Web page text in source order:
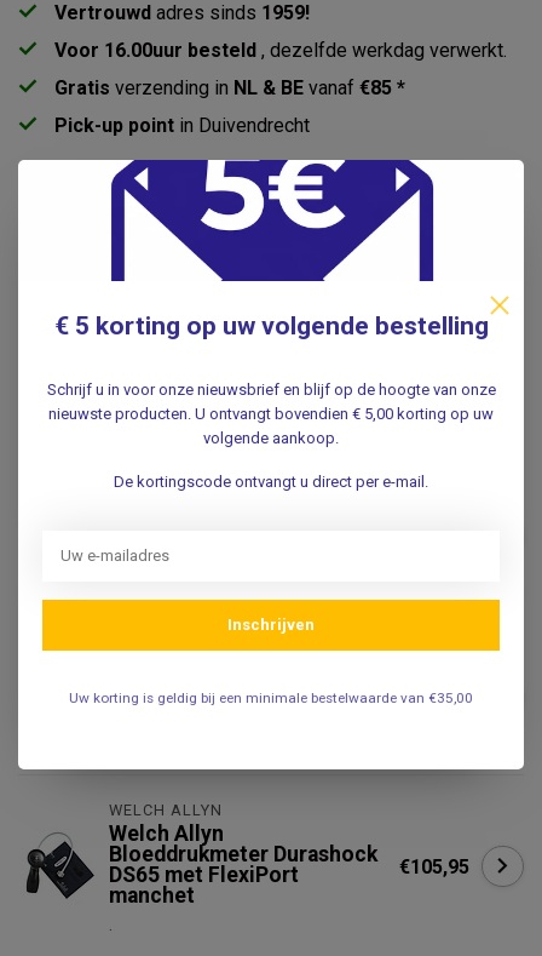
Vertrouwd adres sinds 1959!
Voor 16.00uur besteld , dezelfde werkdag verwerkt.
Gratis verzending in NL & BE vanaf €85 *
Pick-up point in Duivendrecht
Productomschrijving
Specificaties
Gerelateerde producten
Practical Color
Bloeddrukmeter –
Met Manchet & Etui
Verpleegkundige
DeLuxe - Paars incl.
stethoscoop
WELCH ALLYN
Welch Allyn
Bloeddrukmeter Durashock
DS65 met FlexiPort
manchet
.
€105,95
€ 5 korting op uw volgende bestelling
Schrijf u in voor onze nieuwsbrief en blijf op de hoogte van onze
nieuwste producten. U ontvangt bovendien € 5,00 korting op uw
volgende aankoop.
De kortingscode ontvangt u direct per e-mail.
Inschrijven
Uw korting is geldig bij een minimale bestelwaarde van €35,00